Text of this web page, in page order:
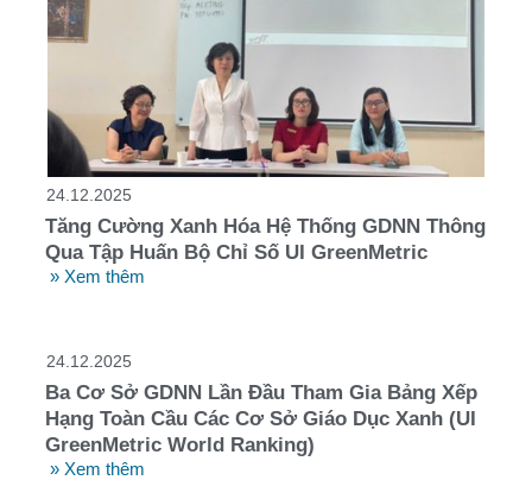
24.12.2025
Tăng Cường Xanh Hóa Hệ Thống GDNN Thông
Qua Tập Huấn Bộ Chỉ Số UI GreenMetric
» Xem thêm
24.12.2025
Ba Cơ Sở GDNN Lần Đầu Tham Gia Bảng Xếp
Hạng Toàn Cầu Các Cơ Sở Giáo Dục Xanh (UI
GreenMetric World Ranking)
» Xem thêm